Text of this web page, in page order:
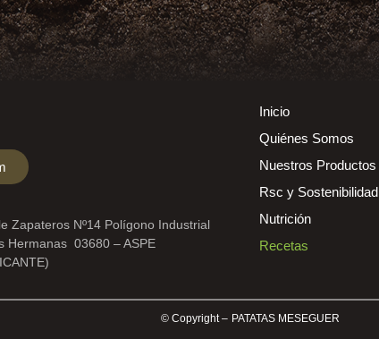
Zapateros Nº14 Polígono Industrial
Hermanas 03680 – ASPE
Inicio
Quiénes Somos
Nuestros Productos
Rsc y Sostenibilidad
Nutrición
Recetas
© Copyright – PATATAS MESEGUER